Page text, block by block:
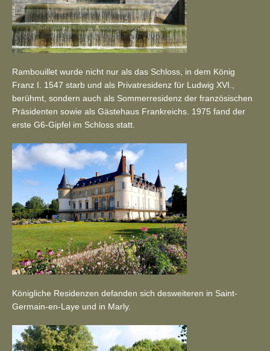
Rambouillet wurde nicht nur als das Schloss, in dem König
Franz I. 1547 starb und als Privatresidenz für Ludwig XVI.,
berühmt, sondern auch als Sommerresidenz der französischen
Präsidenten sowie als Gästehaus Frankreichs. 1975 fand der
erste G6-Gipfel im Schloss statt.
Königliche Residenzen defanden sich desweiteren in Saint-
Germain-en-Laye und in Marly.